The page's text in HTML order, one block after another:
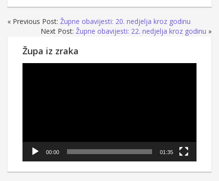
« Previous Post: Župne obavijesti: 20. nedjelja kroz godinu
Next Post: Župne obavijesti: 22. nedjelja kroz godinu »
Župa iz zraka
00:00 01:35